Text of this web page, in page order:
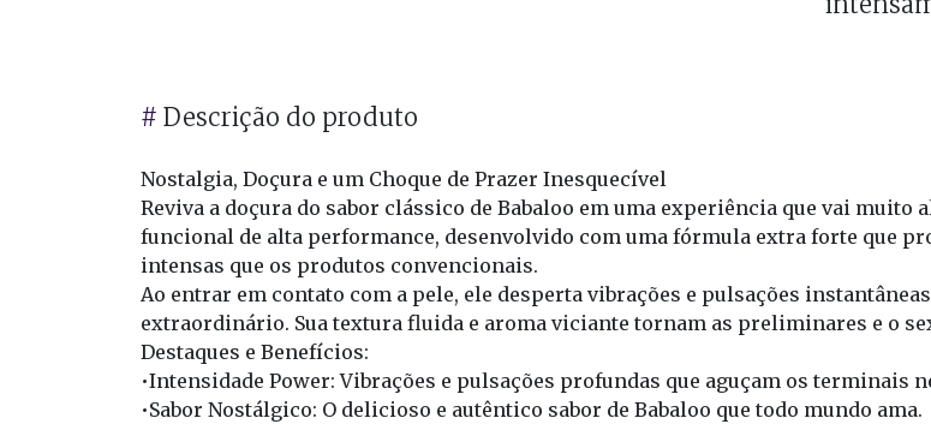
# Descrição do produto
Nostalgia, Doçura e um Choque de Prazer Inesquecível
Reviva a doçura do sabor clássico de Babaloo em uma experiência que vai muito
funcional de alta performance, desenvolvido com uma fórmula extra forte que
intensas que os produtos convencionais.
Ao entrar em contato com a pele, ele desperta vibrações e pulsações
extraordinário. Sua textura fluida e aroma viciante tornam as preliminares e o
Destaques e Benefícios:
•Intensidade Power: Vibrações e pulsações profundas que aguçam os terminais
•Sabor Nostálgico: O delicioso e autêntico sabor de Babaloo que todo mundo ama.